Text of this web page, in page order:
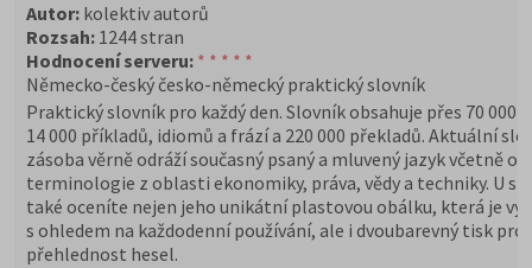
Autor: kolektiv autorů
Rozsah: 1244 stran
Hodnocení serveru: * * * * *
Německo-český česko-německý praktický slovník
Praktický slovník pro každý den. Slovník obsahuje přes 70 000
14 000 příkladů, idiomů a frází a 220 000 překladů. Aktuální
zásoba věrně odráží současný psaný a mluvený jazyk včetně
terminologie z oblasti ekonomiky, práva, vědy a techniky. U
také oceníte nejen jeho unikátní plastovou obálku, která je
s ohledem na každodenní používání, ale i dvoubarevný tisk pro
přehlednost hesel.